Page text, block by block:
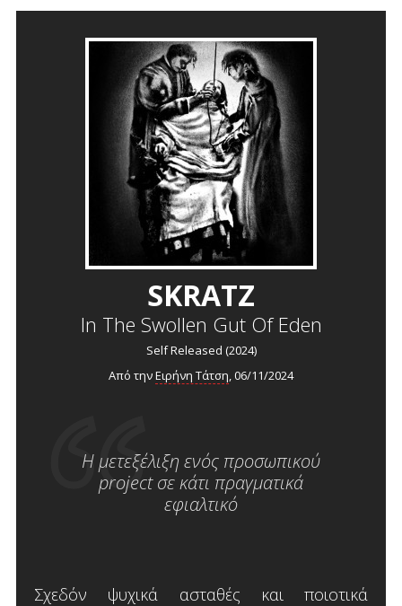
SKRATZ
In The Swollen Gut Of Eden
Self Released (2024)
Από τηνΕιρήνη Τάτση, 06/11/2024
Η μετεξέλιξη ενός προσωπικού
project σε κάτι πραγματικά
εφιαλτικό
Σχεδόν ψυχικά ασταθές και ποιοτικά